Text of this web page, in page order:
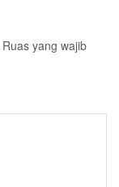
Ruas yang wajib